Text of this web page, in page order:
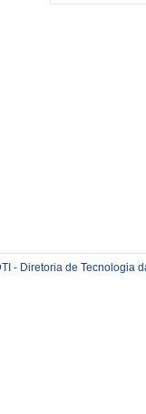
- Diretoria de Tecnologia